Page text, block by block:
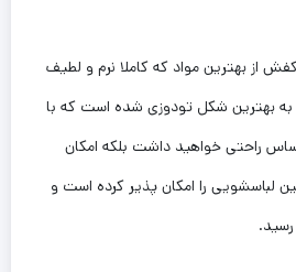
از بهترین‌ مواد که کاملا نرم و لطیف
بهترین شکل تودوزی شده است که با
راحتی خواهید داشت بلکه امکان
لباسشویی را امکان پذیر کرده است و